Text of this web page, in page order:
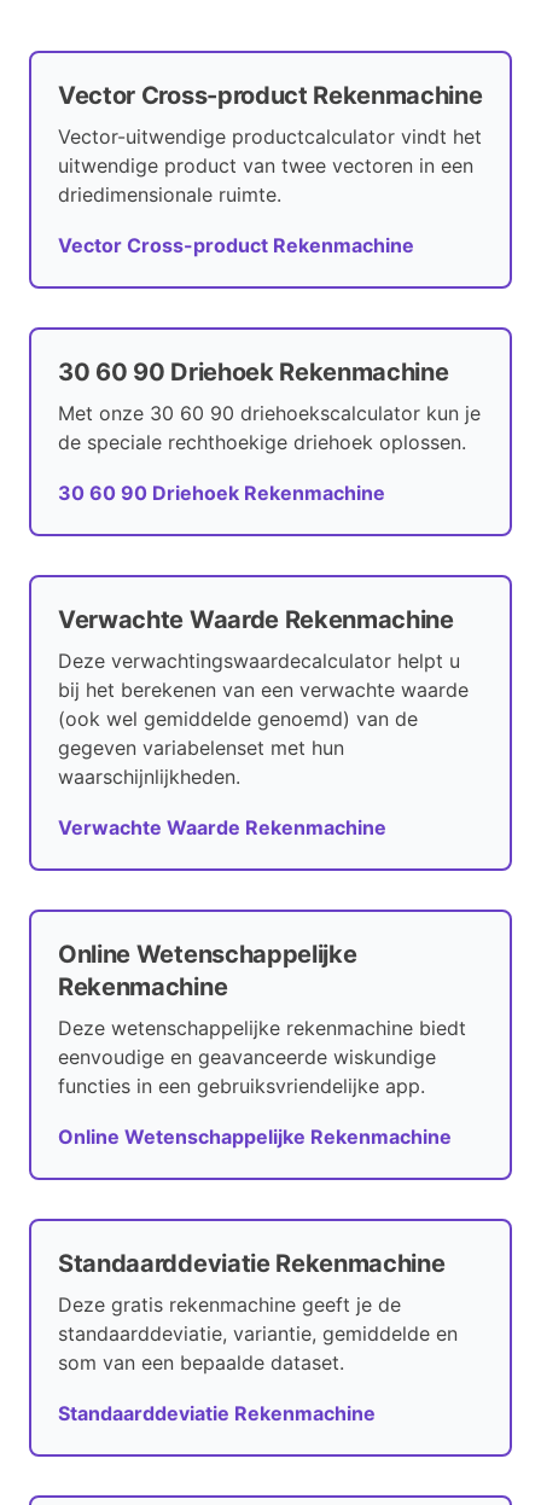
Vector Cross-product Rekenmachine
Vector-uitwendige productcalculator vindt het
uitwendige product van twee vectoren in een
driedimensionale ruimte.
Vector Cross-product Rekenmachine
30 60 90 Driehoek Rekenmachine
Met onze 30 60 90 driehoekscalculator kun je
de speciale rechthoekige driehoek oplossen.
30 60 90 Driehoek Rekenmachine
Verwachte Waarde Rekenmachine
Deze verwachtingswaardecalculator helpt u
bij het berekenen van een verwachte waarde
(ook wel ​gemiddelde genoemd) van de
gegeven variabelenset met hun
waarschijnlijkheden.
Verwachte Waarde Rekenmachine
Online Wetenschappelijke
Rekenmachine
Deze wetenschappelijke rekenmachine biedt
eenvoudige en geavanceerde wiskundige
functies in een gebruiksvriendelijke app.
Online Wetenschappelijke Rekenmachine
Standaarddeviatie Rekenmachine
Deze gratis rekenmachine geeft je de
standaarddeviatie, variantie, gemiddelde en
som van een bepaalde dataset.
Standaarddeviatie Rekenmachine